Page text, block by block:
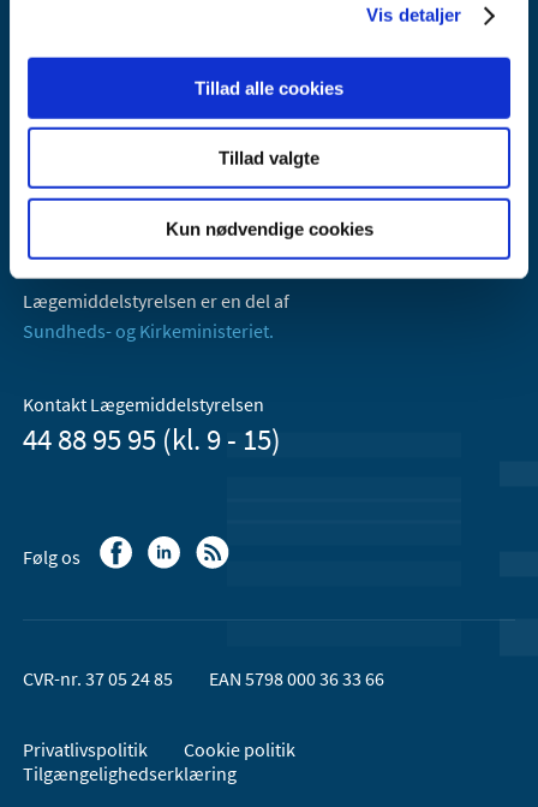
Vis detaljer
Tillad alle cookies
Tillad valgte
Kun nødvendige cookies
Axel Heides Gade 1
2300 København S
Lægemiddelstyrelsen er en del af
Sundheds- og Kirkeministeriet.
Kontakt Lægemiddelstyrelsen
44 88 95 95 (kl. 9 - 15)
Følg os
CVR-nr. 37 05 24 85 EAN 5798 000 36 33 66
Privatlivspolitik
Cookie politik
Tilgængelighedserklæring